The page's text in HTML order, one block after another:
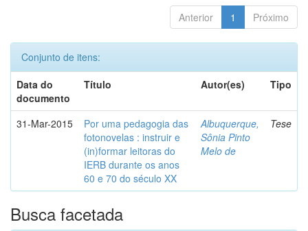
Anterior 1 Próximo
Conjunto de itens:
Data do
documento
Título Autor(es) Tipo
31-Mar-2015
Por uma pedagogia das
fotonovelas : instruir e
(in)formar leitoras do
IERB durante os anos
60 e 70 do século XX
Albuquerque,
Sônia Pinto
Melo de
Tese
Busca facetada